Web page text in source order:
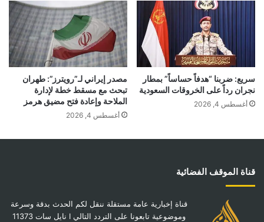
سريع: ضربنا “هدفاً حساساً” بمطار
نجران رداً على الخروقات السعودية
أغسطس 4, 2026
مصدر إيراني لـ”رويترز”: طهران
تبحث مع مسقط خطة لإدارة
الملاحة وإعادة فتح مضيق هرمز
أغسطس 4, 2026
قناة الموقف الفضائية
قناة إخبارية عامة مستقلة ننقل لكم الحدث بدقة وسرعة
وموضوعية تابعونا على التردد التالي I نايل سات 11373